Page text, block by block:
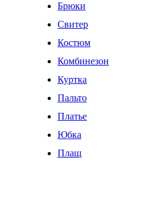
Брюки
Свитер
Костюм
Комбинезон
Куртка
Пальто
Платье
Юбка
Плащ